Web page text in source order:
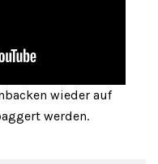
wieder auf
werden.